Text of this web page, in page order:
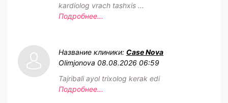
kardiolog vrach tashxis ...
Подробнее...
Название клиники: Case Nova
Olimjonova 08.08.2026 06:59
Tajribali ayol trixolog kerak edi
Подробнее...